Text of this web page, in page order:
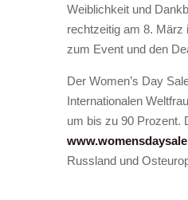
Weiblichkeit und
rechtzeitig am 8. März
zum Event und den
Der Women’s Day
Internationalen
um bis zu 90 Prozent.
Russland und